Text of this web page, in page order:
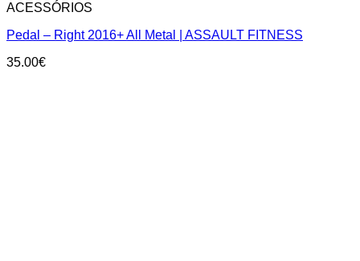
ACESSÓRIOS
Pedal – Right 2016+ All Metal | ASSAULT FITNESS
35.00€